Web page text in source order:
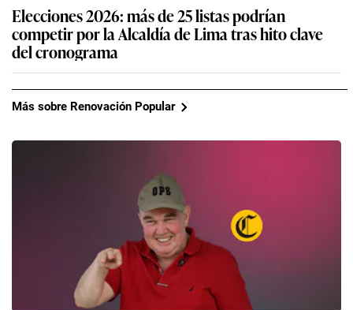
Elecciones 2026: más de 25 listas podrían
competir por la Alcaldía de Lima tras hito clave
del cronograma
Más sobre Renovación Popular